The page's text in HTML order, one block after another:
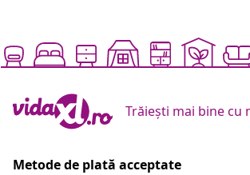
Trăiești mai bine cu
Metode de plată acceptate